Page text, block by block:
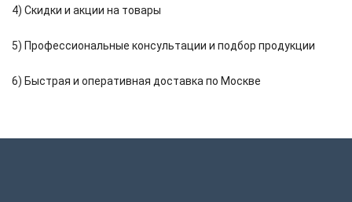
4) Скидки и акции на товары
5) Профессиональные консультации и подбор продукции
6) Быстрая и оперативная доставка по Москве